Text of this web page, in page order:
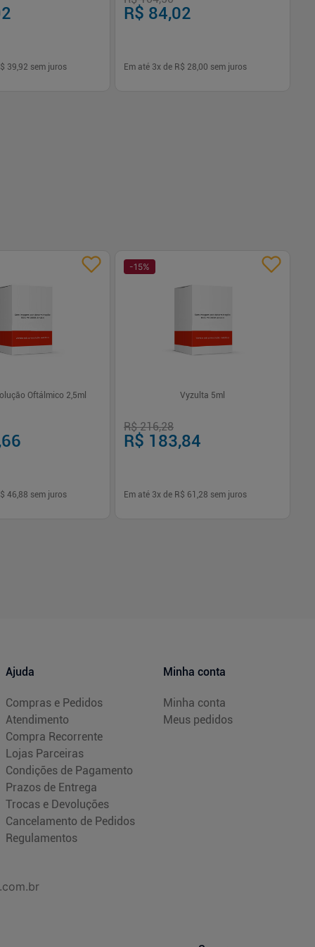
39,92 sem juros
R$ 84,02
Em até 3x de R$ 28,00 sem juros
Oftálmico 2,5ml
46,88 sem juros
-15%
Vyzulta 5ml
R$ 216,28
R$ 183,84
Em até 3x de R$ 61,28 sem juros
Ajuda
Compras e Pedidos
Atendimento
Compra Recorrente
Lojas Parceiras
Condições de Pagamento
Prazos de Entrega
Trocas e Devoluções
Cancelamento de Pedidos
Regulamentos
Minha conta
Minha conta
Meus pedidos